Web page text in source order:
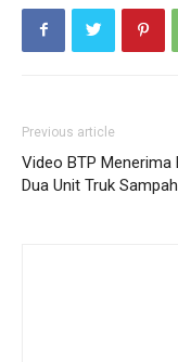
Previous article
Video BTP Menerima
Dua Unit Truk Sampah